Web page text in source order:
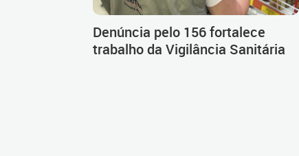
Denúncia pelo 156 fortalece
trabalho da Vigilância Sanitária